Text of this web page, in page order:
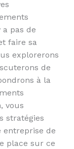
pas de
faire sa
explorerons
de
à la
vous
stratégies
entreprise de
place sur ce